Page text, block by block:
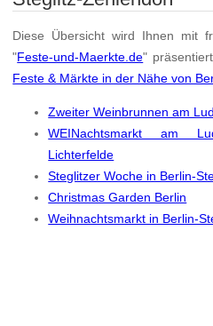
Diese Übersicht wird Ihnen mit
"Feste-und-Maerkte.de"
Feste & Märkte in der Nähe von
Zweiter Weinbrunnen am
WEINachtsmarkt am
Lichterfelde
Steglitzer Woche in Berlin-
Christmas Garden Berlin
Weihnachtsmarkt in Berlin-